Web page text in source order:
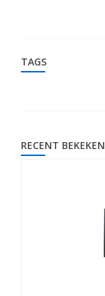
TAGS
RECENT BEKEKEN